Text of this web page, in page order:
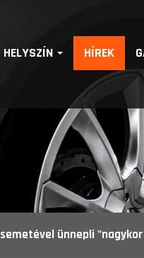
HELYSZÍN HÍREK
ünnepli "nagykorúvá válását"